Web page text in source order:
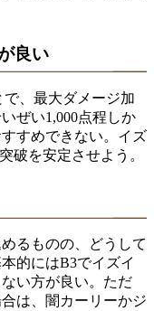
良い
、最大ダメージ加
ぜい1,000点程しか
すめできない。イズ
破を安定させよう。
るものの、どうして
的にはB3でイズイ
い方が良い。ただ
は、闇カーリーかジ